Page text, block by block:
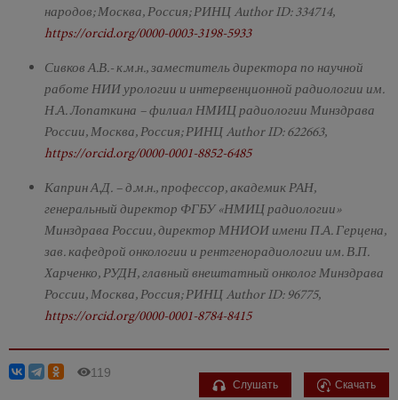
народов; Мοсква, Рοссия; РИНЦ Author ID: 334714,
https://orcid.org/0000-0003-3198-5933
Сивков А.В.- к.м.н., заместитель директора по научной
работе НИИ урологии и интервенционной радиологии им.
Н.А. Лопаткина – филиал НМИЦ радиологии Минздрава
России, Москва, Россия; РИНЦ Author ID: 622663,
https://orcid.org/0000-0001-8852-6485
Каприн А.Д. – д.м.н., профессор, академик РАН,
генеральный директор ФГБУ «НМИЦ радиологии»
Минздрава России, директор МНИОИ имени П.А. Герцена,
зав. кафедрой онкологии и рентгенорадиологии им. В.П.
Харченко, РУДН, главный внештатный онколог Минздрава
России, Москва, Россия; РИНЦ Author ID: 96775,
https://orcid.org/0000-0001-8784-8415
119
Слушать Скачать